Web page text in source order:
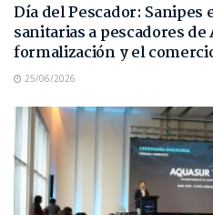
Día del Pescador:
sanitarias a pescadores
formalización y el
25/06/2026